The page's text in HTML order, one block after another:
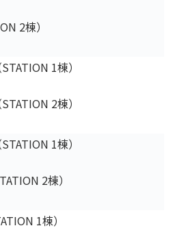
2棟）
1棟）
2棟）
1棟）
2棟）
1棟）